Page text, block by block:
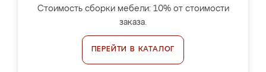
Стоимость сборки мебели: 10% от стоимости
заказа.
ПЕРЕЙТИ В КАТАЛОГ